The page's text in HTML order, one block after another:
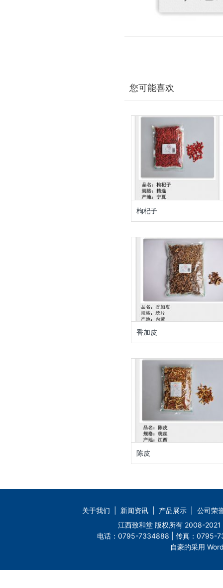
您可能喜欢
枸杞子
香加皮
陈皮
关于我们 新闻资讯 产品展示
公司荣
江西致和堂 版权所有 2008-
电话：0795-7334888 | 传真：0795-
自豪的采用